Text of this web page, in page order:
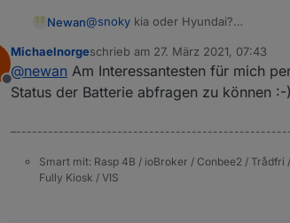
Newan@snoky kia oder Hyundai?
Naja es kann ja jeder einstellen im
Welche Daten sind für euch am
Gruß
Offline
Michaelnorgeschrieb am 27. März 2021, 07:43
zuletzt editiert von
@newan Am Interessantesten für mich
Status der Batterie abfragen zu können :-)
Smart mit: Rasp 4B / ioBroker / Conbee2 /
Fully Kiosk / VIS